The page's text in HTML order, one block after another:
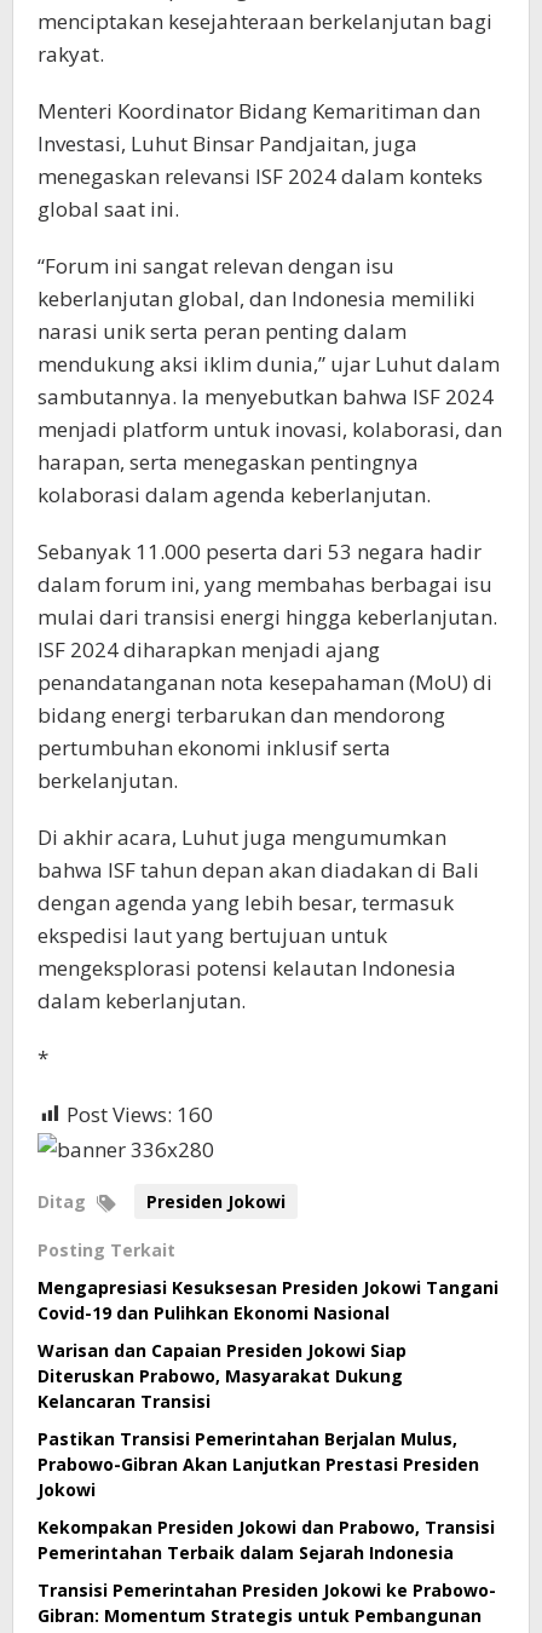
menciptakan kesejahteraan berkelanjutan bagi
rakyat.
Menteri Koordinator Bidang Kemaritiman dan
Investasi, Luhut Binsar Pandjaitan, juga
menegaskan relevansi ISF 2024 dalam konteks
global saat ini.
“Forum ini sangat relevan dengan isu
keberlanjutan global, dan Indonesia memiliki
narasi unik serta peran penting dalam
mendukung aksi iklim dunia,” ujar Luhut dalam
sambutannya. Ia menyebutkan bahwa ISF 2024
menjadi platform untuk inovasi, kolaborasi, dan
harapan, serta menegaskan pentingnya
kolaborasi dalam agenda keberlanjutan.
Sebanyak 11.000 peserta dari 53 negara hadir
dalam forum ini, yang membahas berbagai isu
mulai dari transisi energi hingga keberlanjutan.
ISF 2024 diharapkan menjadi ajang
penandatanganan nota kesepahaman (MoU) di
bidang energi terbarukan dan mendorong
pertumbuhan ekonomi inklusif serta
berkelanjutan.
Di akhir acara, Luhut juga mengumumkan
bahwa ISF tahun depan akan diadakan di Bali
dengan agenda yang lebih besar, termasuk
ekspedisi laut yang bertujuan untuk
mengeksplorasi potensi kelautan Indonesia
dalam keberlanjutan.
*
Post Views: 160
Ditag Presiden Jokowi
Posting Terkait
Mengapresiasi Kesuksesan Presiden Jokowi Tangani
Covid-19 dan Pulihkan Ekonomi Nasional
Warisan dan Capaian Presiden Jokowi Siap
Diteruskan Prabowo, Masyarakat Dukung
Kelancaran Transisi
Pastikan Transisi Pemerintahan Berjalan Mulus,
Prabowo-Gibran Akan Lanjutkan Prestasi Presiden
Jokowi
Kekompakan Presiden Jokowi dan Prabowo, Transisi
Pemerintahan Terbaik dalam Sejarah Indonesia
Transisi Pemerintahan Presiden Jokowi ke Prabowo-
Gibran: Momentum Strategis untuk Pembangunan